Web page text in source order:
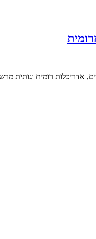
אדריכלות רומית